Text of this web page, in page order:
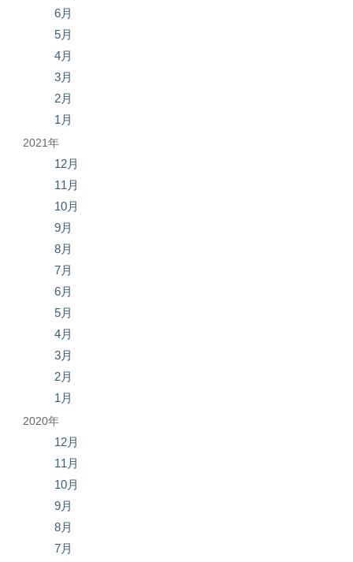
6月
5月
4月
3月
2月
1月
2021年
12月
11月
10月
9月
8月
7月
6月
5月
4月
3月
2月
1月
2020年
12月
11月
10月
9月
8月
7月